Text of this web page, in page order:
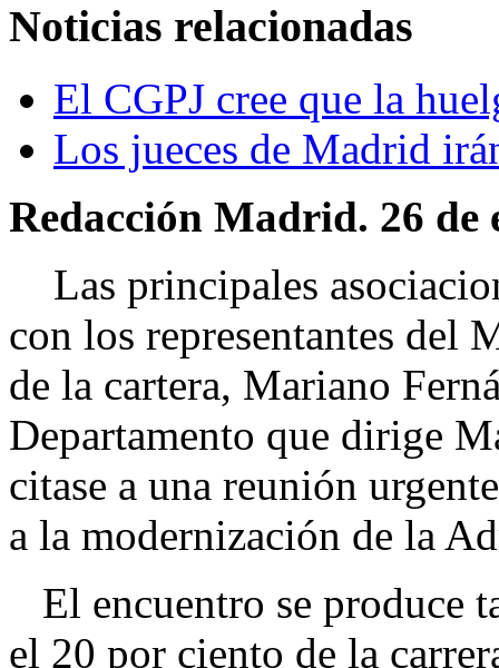
Noticias relacionadas
El CGPJ cree que la
Los jueces de Madrid
Redacción Madrid. 26 de
Las principales
con los representantes del
de la cartera, Mariano
Departamento que dirige
citase a una reunión
a la modernización de la
El encuentro se produce
el 20 por ciento de la